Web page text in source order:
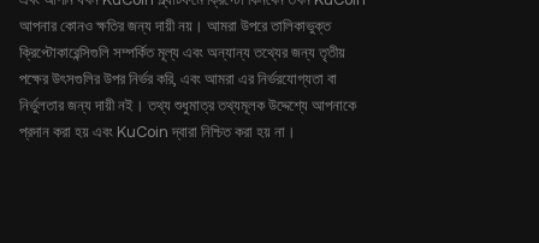
আপনার কোনও ক্ষতির জন্য দায়ী নয়। আমরা উপরে তালিকাভুক্ত
ক্রিপ্টোকারেন্সিগুলি সম্পর্কিত মূল্য এবং অন্যান্য তথ্যের জন্য তৃতীয়
পক্ষের উৎসগুলির উপর নির্ভর করি, এবং আমরা এর নির্ভরযোগ্যতা বা
নির্ভুলতার জন্য দায়ী নই। তথ্য শুধুমাত্র তথ্যমূলক উদ্দেশ্যে আপনাকে
প্রদান করা হয় এবং KuCoin দ্বারা নিশ্চিত করা হয় না।